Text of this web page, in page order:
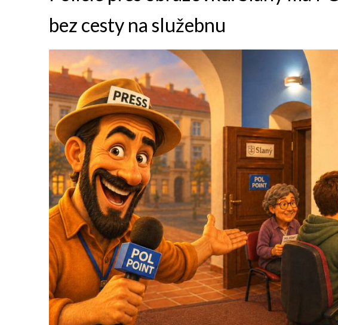
bez cesty na služebnu